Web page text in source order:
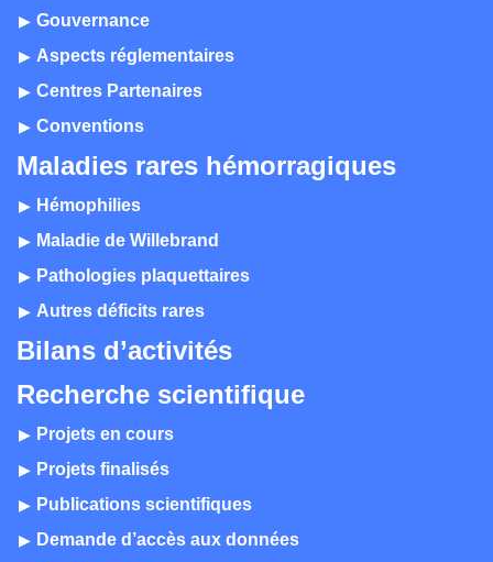
Gouvernance
Aspects réglementaires
Centres Partenaires
Conventions
Maladies rares hémorragiques
Hémophilies
Maladie de Willebrand
Pathologies plaquettaires
Autres déficits rares
Bilans d’activités
Recherche scientifique
Projets en cours
Projets finalisés
Publications scientifiques
Demande d’accès aux données